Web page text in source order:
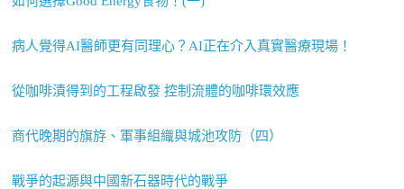
病人覺得AI醫師更有同理心？AI正在介入真實醫療現場！
從咖啡漬得到的工程啟發 控制流體的咖啡環效應
商代晚期的旗斿、軍事組織與城池攻防（四）
戰爭的起源與中國新石器時代的戰爭